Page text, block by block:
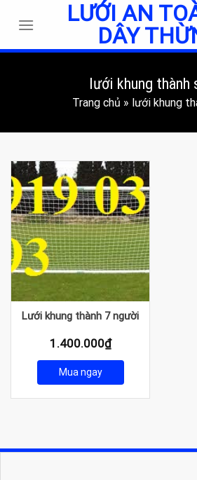
LƯỚI AN
DÂY
lưới khung thành
Trang chủ » lưới khung
Lưới khung thành 7 người
1.400.000₫
Mua ngay